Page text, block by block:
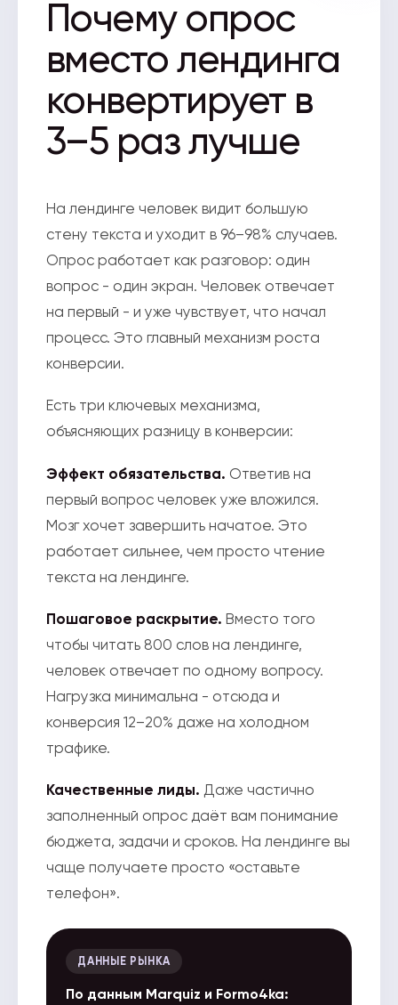
Почему опрос
вместо лендинга
конвертирует в
3–5 раз лучше
На лендинге человек видит большую
стену текста и уходит в 96–98% случаев.
Опрос работает как разговор: один
вопрос - один экран. Человек отвечает
на первый - и уже чувствует, что начал
процесс. Это главный механизм роста
конверсии.
Есть три ключевых механизма,
объясняющих разницу в конверсии:
Эффект обязательства. Ответив на
первый вопрос человек уже вложился.
Мозг хочет завершить начатое. Это
работает сильнее, чем просто чтение
текста на лендинге.
Пошаговое раскрытие. Вместо того
чтобы читать 800 слов на лендинге,
человек отвечает по одному вопросу.
Нагрузка минимальна - отсюда и
конверсия 12–20% даже на холодном
трафике.
Качественные лиды. Даже частично
заполненный опрос даёт вам понимание
бюджета, задачи и сроков. На лендинге вы
чаще получаете просто «оставьте
телефон».
ДАННЫЕ РЫНКА
По данным Marquiz и Formo4ka: